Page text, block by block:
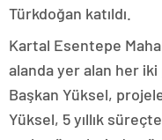
Türkdoğan katıldı.
Kartal Esentepe
alanda yer alan her iki
Başkan Yüksel,
Yüksel, 5 yıllık